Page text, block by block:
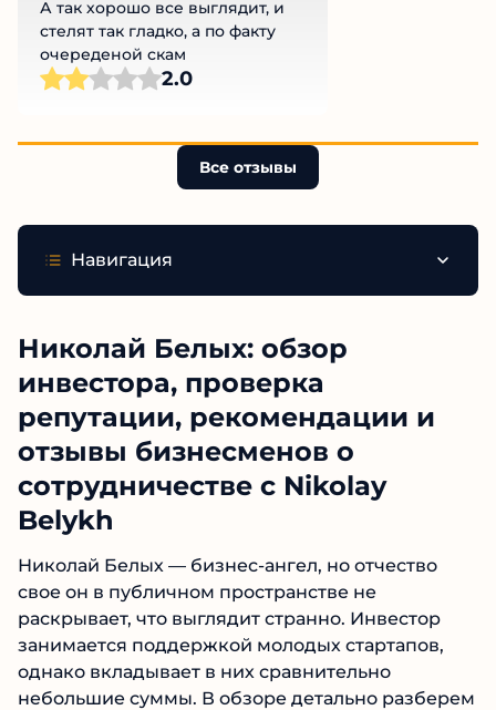
А так хорошо все выглядит, и
стелят так гладко, а по факту
очереденой скам
2.0
Все отзывы
Навигация
Николай Белых: обзор
инвестора, проверка
репутации, рекомендации и
отзывы бизнесменов о
сотрудничестве с Nikolay
Belykh
Николай Белых — бизнес-ангел, но отчество
свое он в публичном пространстве не
раскрывает, что выглядит странно. Инвестор
занимается поддержкой молодых стартапов,
однако вкладывает в них сравнительно
небольшие суммы. В обзоре детально разберем